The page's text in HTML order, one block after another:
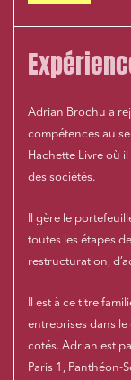
Adrian Brochu a
compétences au
Hachette Livre où
des sociétés.
Il gère le
toutes les étapes
restructuration,
Il est à ce titre
entreprises dans
cotés. Adrian est
Paris 1, Panthéon-